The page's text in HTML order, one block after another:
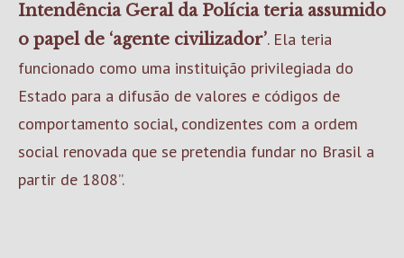
Intendência Geral da Polícia teria assumido
o papel de ‘agente civilizador’. Ela teria
funcionado como uma instituição privilegiada do
Estado para a difusão de valores e códigos de
comportamento social, condizentes com a ordem
social renovada que se pretendia fundar no Brasil a
partir de 1808”.